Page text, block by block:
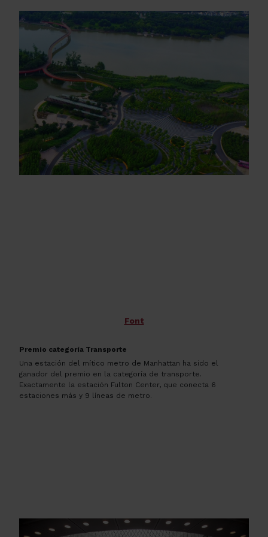
Font
Premio categoría Transporte
Una estación del mítico metro de Manhattan ha sido el
ganador del premio en la categoría de transporte.
Exactamente la estación Fulton Center, que conecta 6
estaciones más y 9 líneas de metro.